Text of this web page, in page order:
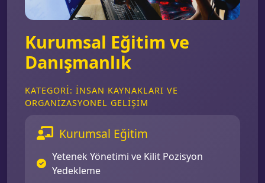
Kurumsal Eğitim ve
Danışmanlık
KATEGORI: İNSAN KAYNAKLARI VE
ORGANIZASYONEL GELIŞIM
Kurumsal Eğitim
Yetenek Yönetimi ve Kilit Pozisyon
Yedekleme